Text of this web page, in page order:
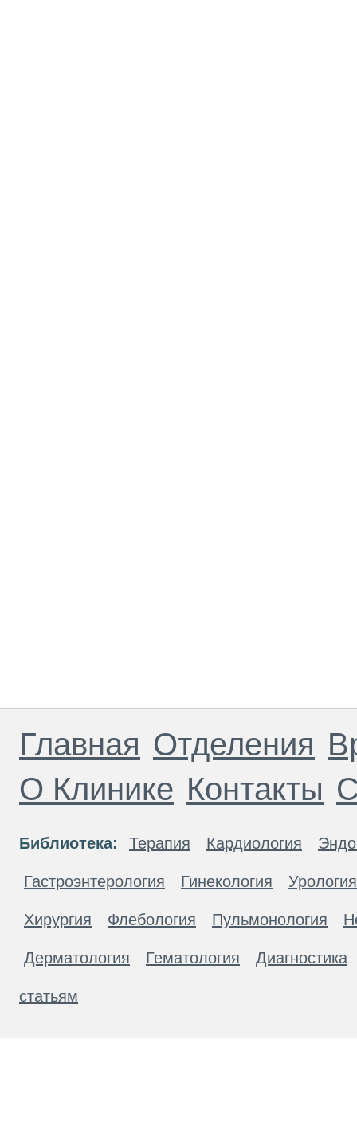
Главная Отделения
О Клинике Контакты
Библиотека: Терапия Кардиология
Гастроэнтерология Гинекология Урология
Хирургия Флебология Пульмонология
Дерматология Гематология Диагностика
статьям